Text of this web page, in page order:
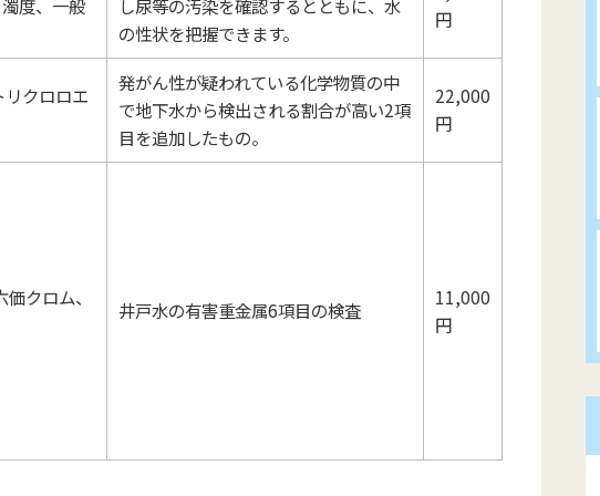
度、一般
し尿等の汚染を確認するとともに、水
の性状を把握できます。
円
クロロエ
発がん性が疑われている化学物質の中
で地下水から検出される割合が高い2項
目を追加したもの。
22,000
円
クロム、
井戸水の有害重金属6項目の検査
11,000
円